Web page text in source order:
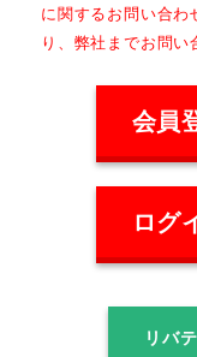
に関するお問い合
り、弊社までお問い
会員
ログ
リバ